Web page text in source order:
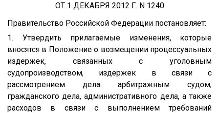
ОТ 1 ДЕКАБРЯ 2012 Г. N 1240
Правительство Российской Федерации постановляет:
1. Утвердить прилагаемые изменения, которые
вносятся в Положение о возмещении процессуальных
издержек, связанных с уголовным
судопроизводством, издержек в связи с
рассмотрением дела арбитражным судом,
гражданского дела, административного дела, а также
расходов в связи с выполнением требований